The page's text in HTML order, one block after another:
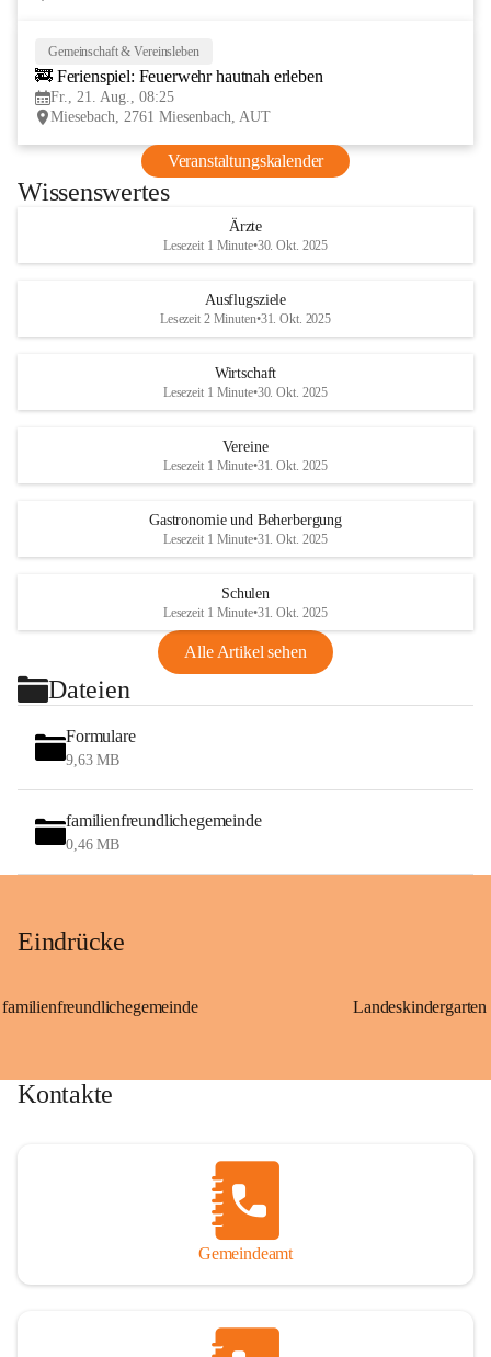
Gemeinschaft & Vereinsleben
🚒 Ferienspiel: Feuerwehr hautnah erleben
Fr., 21. Aug., 08:25
Miesebach, 2761 Miesenbach, AUT
Veranstaltungskalender
Wissenswertes
Ärzte
Lesezeit 1 Minute•30. Okt. 2025
Ausflugsziele
Lesezeit 2 Minuten•31. Okt. 2025
Wirtschaft
Lesezeit 1 Minute•30. Okt. 2025
Vereine
Lesezeit 1 Minute•31. Okt. 2025
Gastronomie und Beherbergung
Lesezeit 1 Minute•31. Okt. 2025
Schulen
Lesezeit 1 Minute•31. Okt. 2025
Alle Artikel sehen
Dateien
Formulare
9,63 MB
familienfreundlichegemeinde
0,46 MB
Eindrücke
familienfreundlichegemeinde
Kontakte
Gemeindeamt